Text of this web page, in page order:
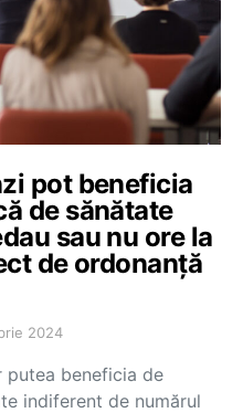
pot beneficia
de sănătate
sau nu ore la
de ordonanță
2024
beneficia de
indiferent de numărul